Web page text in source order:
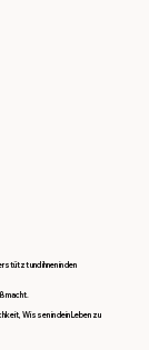
und ihnen in den
macht.
Wissen in dein Leben zu